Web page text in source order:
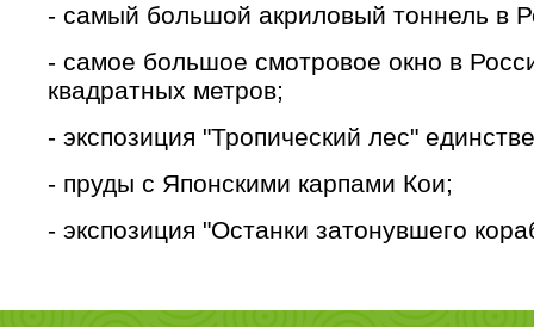
- самый большой акриловый тоннель в
- самое большое смотровое окно в
квадратных метров;
- экспозиция "Тропический лес"
- пруды с Японскими карпами Кои;
- экспозиция "Останки затонувшего